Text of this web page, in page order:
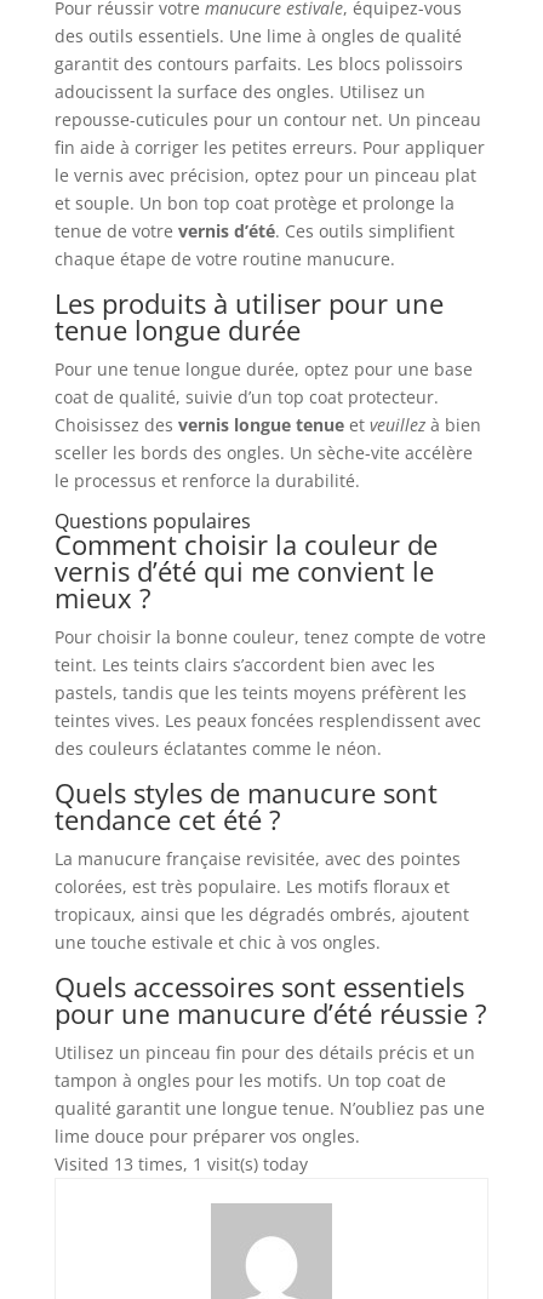
Pour réussir votre manucure estivale, équipez-vous
des outils essentiels. Une lime à ongles de qualité
garantit des contours parfaits. Les blocs polissoirs
adoucissent la surface des ongles. Utilisez un
repousse-cuticules pour un contour net. Un pinceau
fin aide à corriger les petites erreurs. Pour appliquer
le vernis avec précision, optez pour un pinceau plat
et souple. Un bon top coat protège et prolonge la
tenue de votre vernis d’été. Ces outils simplifient
chaque étape de votre routine manucure.
Les produits à utiliser pour une
tenue longue durée
Pour une tenue longue durée, optez pour une base
coat de qualité, suivie d’un top coat protecteur.
Choisissez des vernis longue tenueet veuillezà bien
sceller les bords des ongles. Un sèche-vite accélère
le processus et renforce la durabilité.
Questions populaires
Comment choisir la couleur de
vernis d’été qui me convient le
mieux ?
Pour choisir la bonne couleur, tenez compte de votre
teint. Les teints clairs s’accordent bien avec les
pastels, tandis que les teints moyens préfèrent les
teintes vives. Les peaux foncées resplendissent avec
des couleurs éclatantes comme le néon.
Quels styles de manucure sont
tendance cet été ?
La manucure française revisitée, avec des pointes
colorées, est très populaire. Les motifs floraux et
tropicaux, ainsi que les dégradés ombrés, ajoutent
une touche estivale et chic à vos ongles.
Quels accessoires sont essentiels
pour une manucure d’été réussie ?
Utilisez un pinceau fin pour des détails précis et un
tampon à ongles pour les motifs. Un top coat de
qualité garantit une longue tenue. N’oubliez pas une
lime douce pour préparer vos ongles.
Visited 13 times, 1 visit(s) today